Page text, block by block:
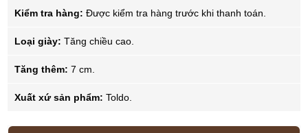
Kiểm tra hàng: Được kiểm tra hàng trước khi thanh toán.
Loại giày: Tăng chiều cao.
Tăng thêm: 7 cm.
Xuất xứ sản phẩm: Toldo.